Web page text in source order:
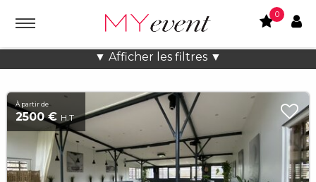
0
▼ Afficher les filtres ▼
Location lieux et salles atypiques
À partir de
2500 € H.T